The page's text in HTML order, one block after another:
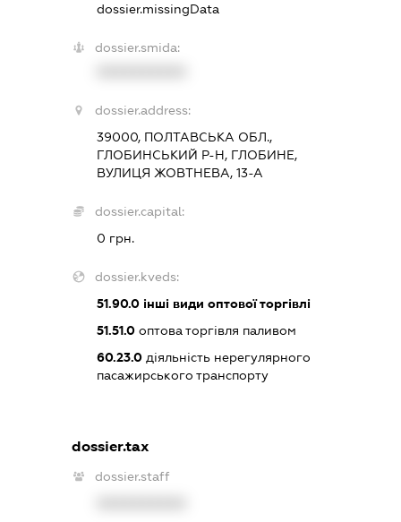
dossier.missingData
dossier.smida:
dossier.address:
39000, ПОЛТАВСЬКА ОБЛ.,
ГЛОБИНСЬКИЙ Р-Н, ГЛОБИНЕ,
ВУЛИЦЯ ЖОВТНЕВА, 13-А
dossier.capital:
0 грн.
dossier.kveds:
51.90.0інші види оптової торгівлі
51.51.0оптова торгівля паливом
60.23.0діяльність нерегулярного
пасажирського транспорту
dossier.tax
dossier.staff